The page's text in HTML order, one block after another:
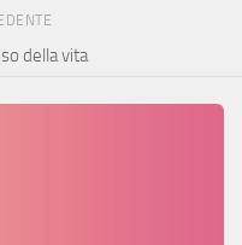
della vita